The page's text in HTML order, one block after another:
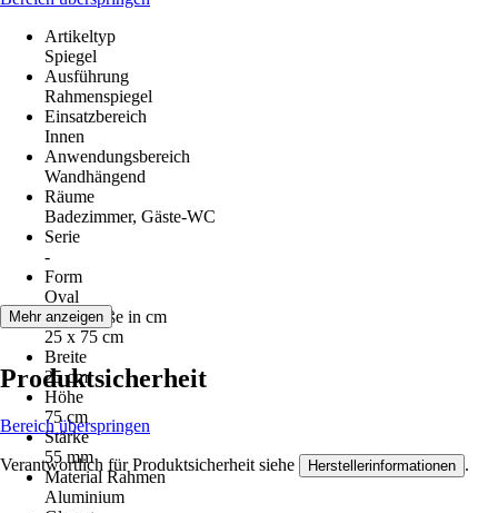
Artikeltyp
Spiegel
Ausführung
Rahmenspiegel
Einsatzbereich
Innen
Anwendungsbereich
Wandhängend
Räume
Badezimmer, Gäste-WC
Serie
-
Form
Oval
Nenngröße in cm
25 x 75 cm
Breite
25 cm
Höhe
75 cm
Stärke
55 mm
Material Rahmen
Aluminium
Mehr anzeigen
Produktsicherheit
Bereich überspringen
Verantwortlich für Produktsicherheit siehe Herstellerinformationen .